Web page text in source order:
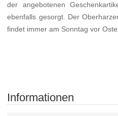
der angebotenen
ebenfalls gesorgt. Der
findet immer am Sonntag vor
Informationen